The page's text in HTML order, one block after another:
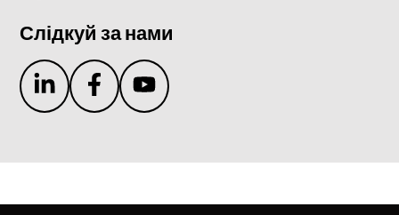
Слідкуй за нами